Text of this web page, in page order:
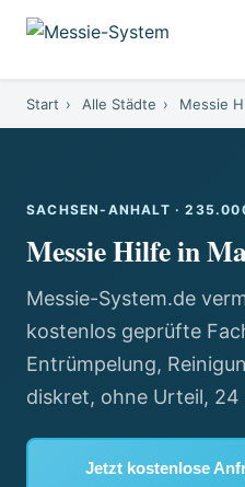
Start › Alle Städte › Messie
SACHSEN-ANHALT ·
Messie Hilfe in
Messie-System.de
kostenlos geprüfte
Entrümpelung,
diskret, ohne Urteil, 24
Jetzt kostenlose